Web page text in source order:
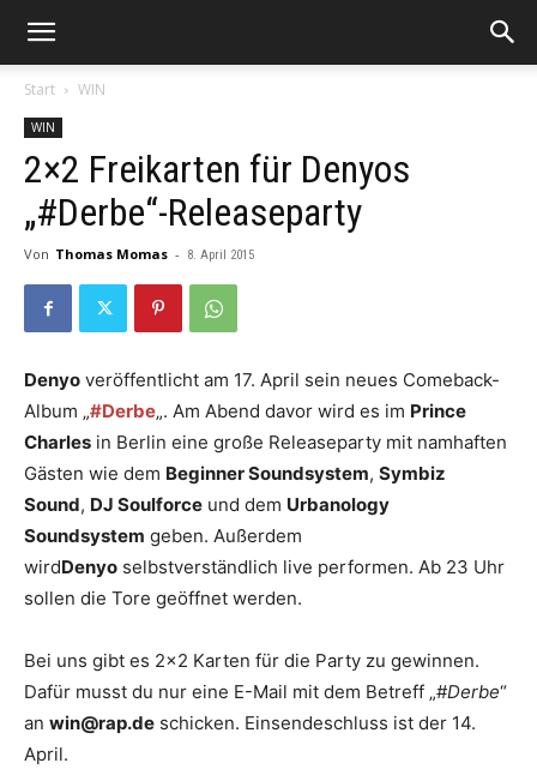
Start WIN
WIN
2×2 Freikarten für Denyos
„#Derbe“-Releaseparty
Von Thomas Momas - 8. April 2015
Denyo veröffentlicht am 17. April sein neues Comeback-
Album „#Derbe„. Am Abend davor wird es im Prince
Charles in Berlin eine große Releaseparty mit namhaften
Gästen wie dem Beginner Soundsystem, Symbiz
Sound, DJ Soulforce und dem Urbanology
Soundsystem geben. Außerdem
wirdDenyo selbstverständlich live performen. Ab 23 Uhr
sollen die Tore geöffnet werden.
Bei uns gibt es 2×2 Karten für die Party zu gewinnen.
Dafür musst du nur eine E-Mail mit dem Betreff „#Derbe“
an win@rap.de schicken. Einsendeschluss ist der 14.
April.